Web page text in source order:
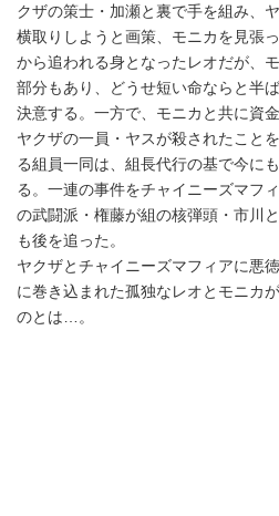
クザの策士・加瀬と裏で手を組み、
横取りしようと画策、モニカを見張
から追われる身となったレオだが、
部分もあり、どうせ短い命ならと半
決意する。一方で、モニカと共に資
ヤクザの一員・ヤスが殺されたこと
る組員一同は、組長代行の基で今に
る。一連の事件をチャイニーズマフ
の武闘派・権藤が組の核弾頭・市川
も後を追った。
ヤクザとチャイニーズマフィアに悪
に巻き込まれた孤独なレオとモニカ
のとは…。